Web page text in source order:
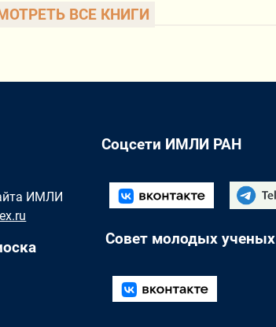
ВСЕ КНИГИ
ИМЛИ
Соцсети ИМЛИ РАН
Совет молодых ученых